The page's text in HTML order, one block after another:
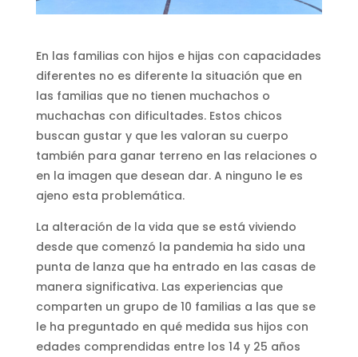
En las familias con hijos e hijas con capacidades
diferentes no es diferente la situación que en
las familias que no tienen muchachos o
muchachas con dificultades. Estos chicos
buscan gustar y que les valoran su cuerpo
también para ganar terreno en las relaciones o
en la imagen que desean dar. A ninguno le es
ajeno esta problemática.
La alteración de la vida que se está viviendo
desde que comenzó la pandemia ha sido una
punta de lanza que ha entrado en las casas de
manera significativa. Las experiencias que
comparten un grupo de 10 familias a las que se
le ha preguntado en qué medida sus hijos con
edades comprendidas entre los 14 y 25 años